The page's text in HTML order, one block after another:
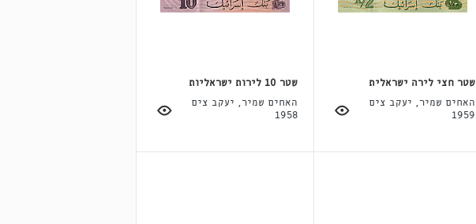
שטר חצי לירה ישראלית
האחים שמיר, יעקב צים
1959
שטר 10 לירות ישראליות
האחים שמיר, יעקב צים
1958